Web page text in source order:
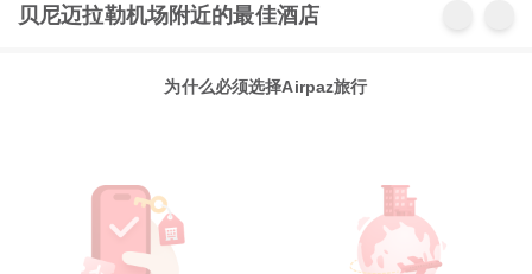
贝尼迈拉勒机场附近的最佳酒店
为什么必须选择Airpaz旅行